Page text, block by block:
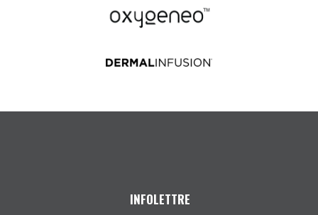
INFOLETTRE